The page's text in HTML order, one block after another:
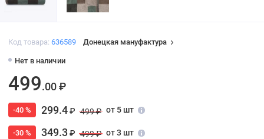
Код товара: 636589 Донецкая мануфактура
Нет в наличии
499.00 ₽
-40 % 299.4₽ 499 ₽ от 5 шт
-30 % 349.3₽ 499 ₽ от 3 шт